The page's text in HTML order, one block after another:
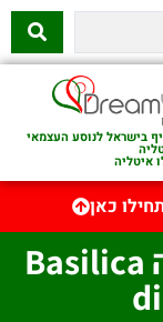
בישראל לנוסע העצמאי
איטליה
כאן
בזיליקה די סנטה קיארה Basilica